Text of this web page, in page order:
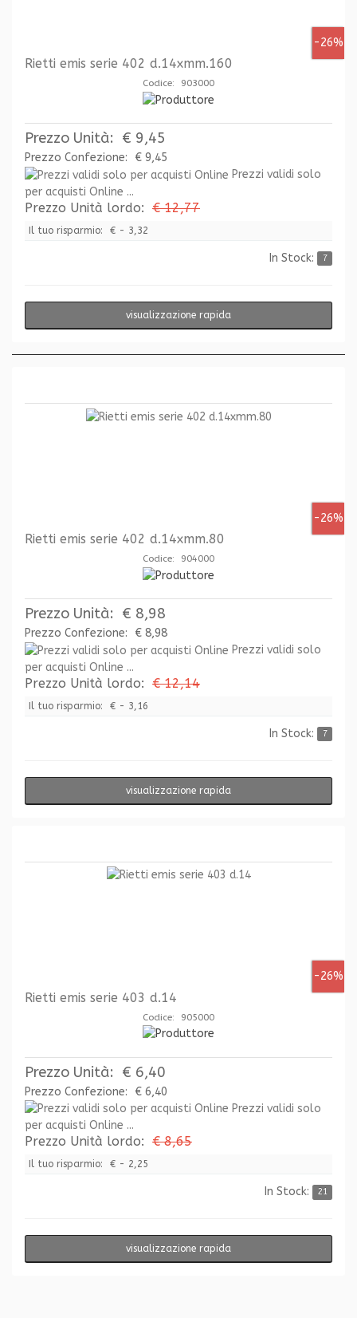
-26%
Rietti emis serie 402 d.14xmm.160
Codice: 903000
Prezzo Unità: € 9,45
Prezzo Confezione:
€ 9,45
Prezzi validi solo
per acquisti Online ...
Prezzo Unità lordo: € 12,77
Il tuo risparmio: € - 3,32
In Stock: 7
visualizzazione rapida
-26%
Rietti emis serie 402 d.14xmm.80
Codice: 904000
Prezzo Unità: € 8,98
Prezzo Confezione:
€ 8,98
Prezzi validi solo
per acquisti Online ...
Prezzo Unità lordo: € 12,14
Il tuo risparmio: € - 3,16
In Stock: 7
visualizzazione rapida
-26%
Rietti emis serie 403 d.14
Codice: 905000
Prezzo Unità: € 6,40
Prezzo Confezione:
€ 6,40
Prezzi validi solo
per acquisti Online ...
Prezzo Unità lordo: € 8,65
Il tuo risparmio: € - 2,25
In Stock: 21
visualizzazione rapida